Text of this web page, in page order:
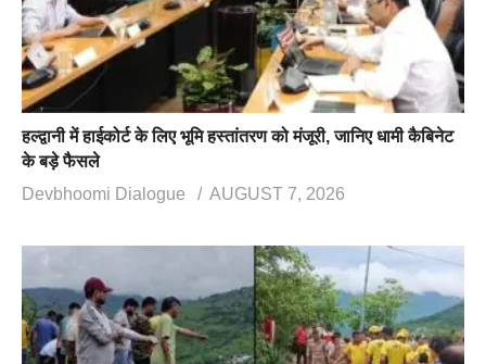
हल्द्वानी में हाईकोर्ट के लिए भूमि हस्तांतरण को मंजूरी, जानिए धामी कैबिनेट
के बड़े फैसले
Devbhoomi Dialogue
AUGUST 7, 2026